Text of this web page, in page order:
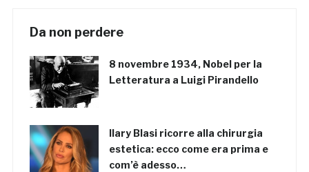
Da non perdere
8 novembre 1934, Nobel per la
Letteratura a Luigi Pirandello
Ilary Blasi ricorre alla chirurgia
estetica: ecco come era prima e
com’è adesso…